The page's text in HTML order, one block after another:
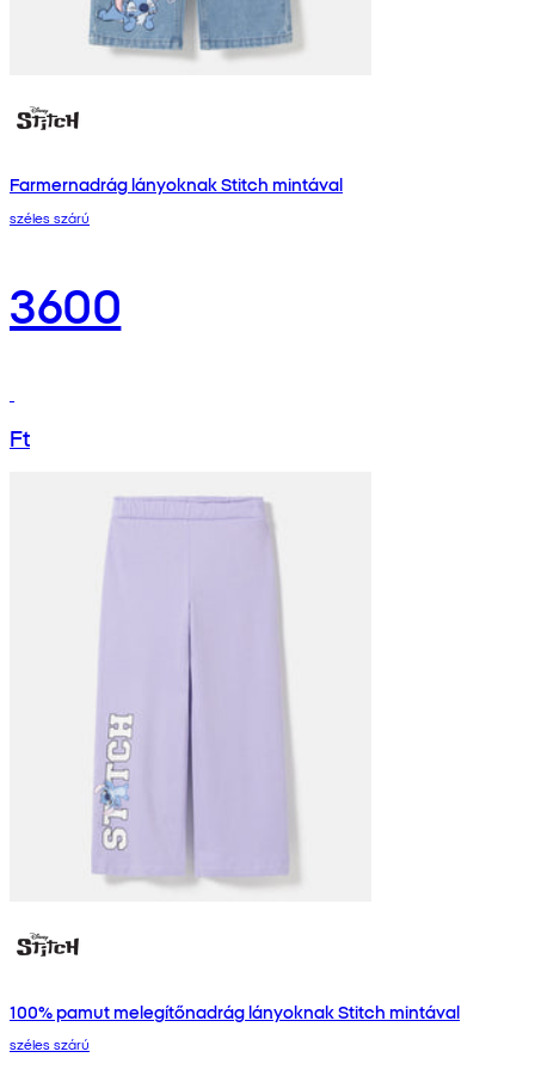
Farmernadrág lányoknak Stitch mintával
széles szárú
3600
Ft
100% pamut melegítőnadrág lányoknak Stitch mintával
széles szárú